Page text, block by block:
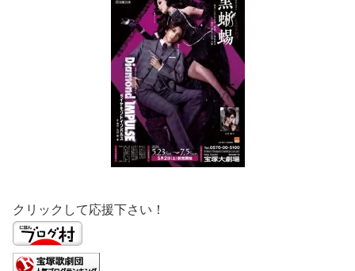
クリックして応援下さい！